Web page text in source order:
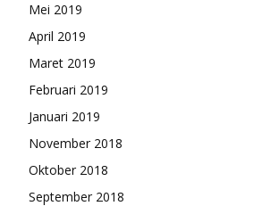
Mei 2019
April 2019
Maret 2019
Februari 2019
Januari 2019
November 2018
Oktober 2018
September 2018